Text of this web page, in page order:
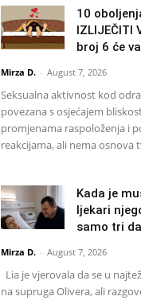
10
IZLIJEČITI
broj 6 će
Mirza D. - August 7, 2026
Seksualna aktivnost kod
povezana s osjećajem
promjenama raspoloženja i
reakcijama, ali nema osnova
Kada je
ljekari
samo tri
Mirza D. - August 7, 2026
Lia je vjerovala da se u
na supruga Olivera, ali